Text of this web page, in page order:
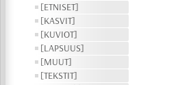
[ETNISET]
[KASVIT]
[KUVIOT]
[LAPSUUS]
[MUUT]
[TEKSTIT]